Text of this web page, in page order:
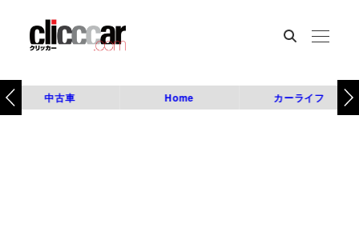
中古車 Home カーライフ